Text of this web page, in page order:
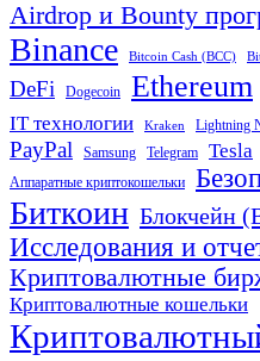
Airdrop и Bounty
Binance Bitcoin Cash (BCC)
DeFi Dogecoin Ethereum
IT технологии Kraken Lightning
PayPal Samsung Telegram Tesla
Аппаратные криптокошельки
Биткоин Блокчейн
Исследования и
Криптовалютные
Криптовалютные кошельки